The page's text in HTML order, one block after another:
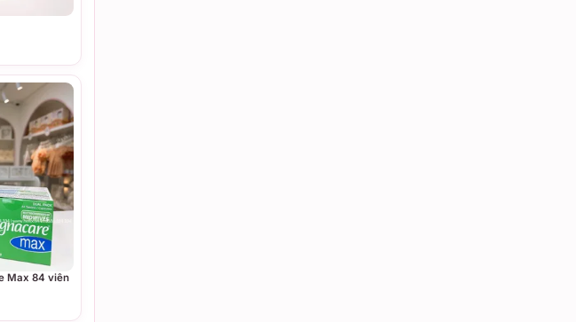
Max 84 viên